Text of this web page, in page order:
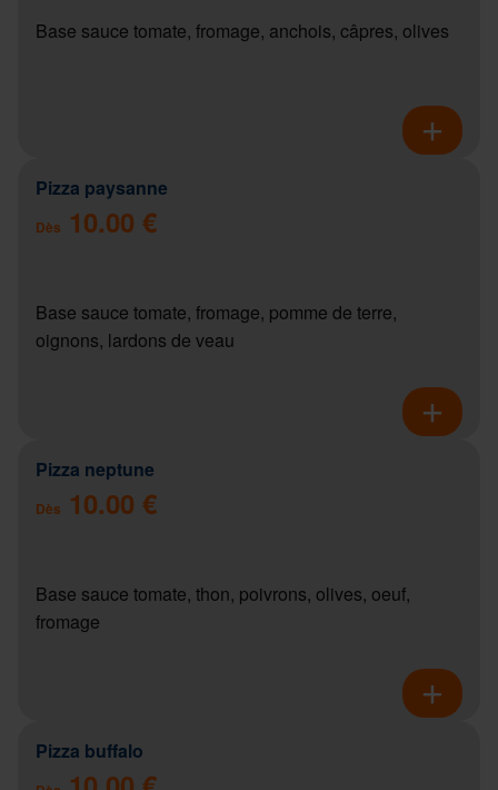
Base sauce tomate, fromage, anchois, câpres, olives
Pizza paysanne
Dès 10.00 €
Base sauce tomate, fromage, pomme de terre,
oignons, lardons de veau
Pizza neptune
Dès 10.00 €
Base sauce tomate, thon, poivrons, olives, oeuf,
fromage
Pizza buffalo